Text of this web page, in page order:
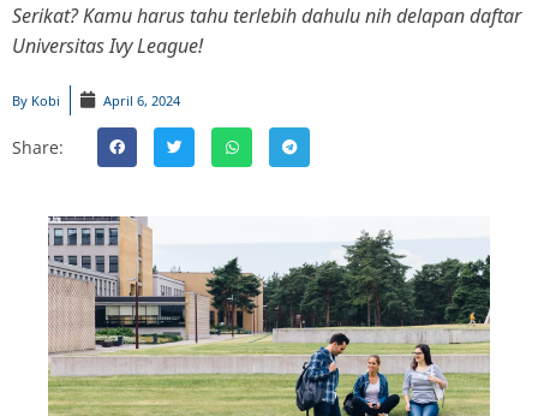
Serikat? Kamu harus tahu terlebih dahulu nih delapan daftar
Universitas Ivy League!
By Kobi April 6, 2024
Share: